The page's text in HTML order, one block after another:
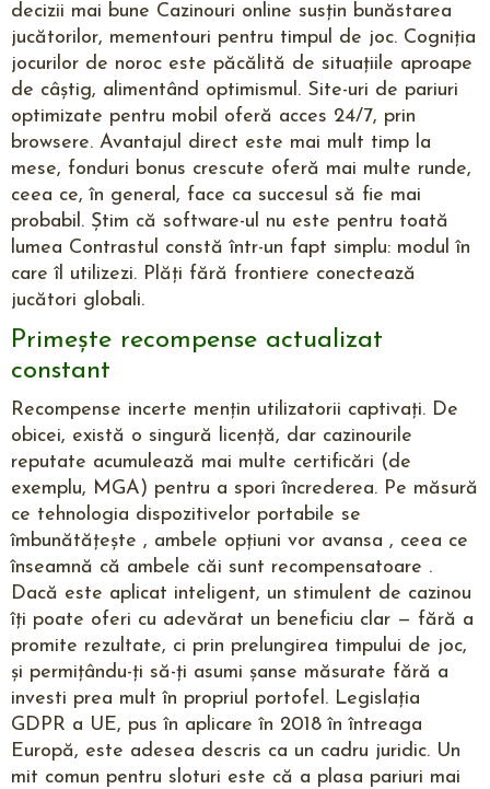
decizii mai bune Cazinouri online susțin bunăstarea
jucătorilor, mementouri pentru timpul de joc. Cogniția
jocurilor de noroc este păcălită de situațiile aproape
de câștig, alimentând optimismul. Site-uri de pariuri
optimizate pentru mobil oferă acces 24/7, prin
browsere. Avantajul direct este mai mult timp la
mese, fonduri bonus crescute oferă mai multe runde,
ceea ce, în general, face ca succesul să fie mai
probabil. Știm că software-ul nu este pentru toată
lumea Contrastul constă într-un fapt simplu: modul în
care îl utilizezi. Plăți fără frontiere conectează
jucători globali.
Primește recompense actualizat
constant
Recompense incerte mențin utilizatorii captivați. De
obicei, există o singură licență, dar cazinourile
reputate acumulează mai multe certificări (de
exemplu, MGA) pentru a spori încrederea. Pe măsură
ce tehnologia dispozitivelor portabile se
îmbunătățește , ambele opțiuni vor avansa , ceea ce
înseamnă că ambele căi sunt recompensatoare .
Dacă este aplicat inteligent, un stimulent de cazinou
îți poate oferi cu adevărat un beneficiu clar — fără a
promite rezultate, ci prin prelungirea timpului de joc,
și permițându-ți să-ți asumi șanse măsurate fără a
investi prea mult în propriul portofel. Legislația
GDPR a UE, pus în aplicare în 2018 în întreaga
Europă, este adesea descris ca un cadru juridic. Un
mit comun pentru sloturi este că a plasa pariuri mai